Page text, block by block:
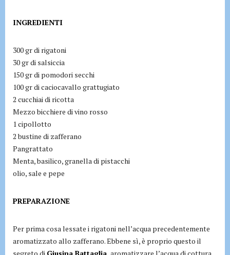
INGREDIENTI
300 gr di rigatoni
30 gr di salsiccia
150 gr di pomodori secchi
100 gr di caciocavallo grattugiato
2 cucchiai di ricotta
Mezzo bicchiere di vino rosso
1 cipollotto
2 bustine di zafferano
Pangrattato
Menta, basilico, granella di pistacchi
olio, sale e pepe
PREPARAZIONE
Per prima cosa lessate i rigatoni nell’acqua precedentemente
aromatizzato allo zafferano. Ebbene sì, è proprio questo il
segreto di Giusina Battaglia, aromatizzare l’acqua di cottura